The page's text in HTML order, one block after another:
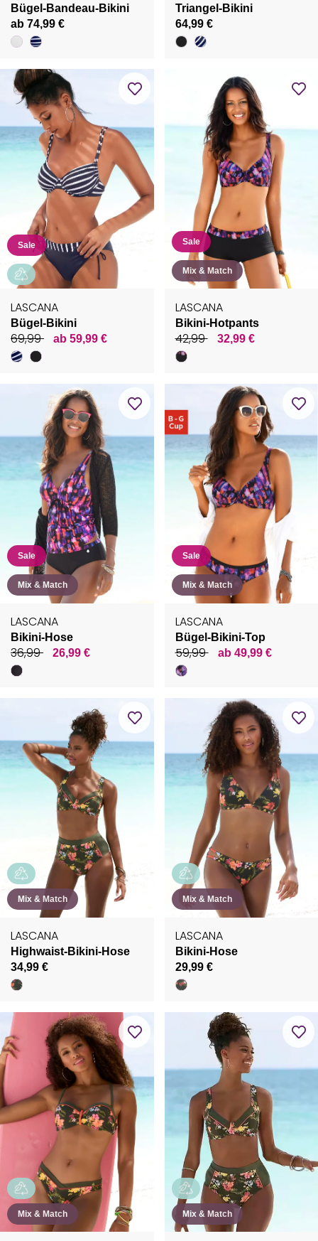
Bügel-Bandeau-Bikini
ab 74,99 €
Triangel-Bikini
64,99 €
Sale
LASCANA
Bügel-Bikini
69,99 ab 59,99 €
Sale
Mix & Match
LASCANA
Bikini-Hotpants
42,99 32,99 €
Sale
Mix & Match
LASCANA
Bikini-Hose
36,99 26,99 €
Sale
Mix & Match
LASCANA
Bügel-Bikini-Top
59,99 ab 49,99 €
Mix & Match
LASCANA
Highwaist-Bikini-Hose
34,99 €
Mix & Match
LASCANA
Bikini-Hose
29,99 €
Mix & Match Mix & Match